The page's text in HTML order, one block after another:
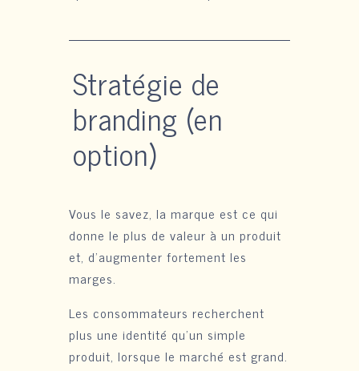
Stratégie de
branding (en
option)
Vous le savez, la marque est ce qui
donne le plus de valeur à un produit
et, d’augmenter fortement les
marges.
Les consommateurs recherchent
plus une identité qu’un simple
produit, lorsque le marché est grand.